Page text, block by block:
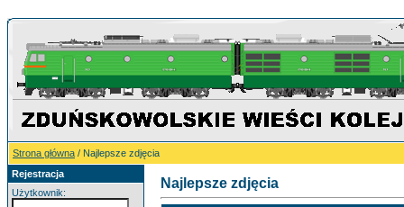
Strona główna / Najlepsze zdjęcia
Rejestracja
Użytkownik:
Najlepsze zdjęcia